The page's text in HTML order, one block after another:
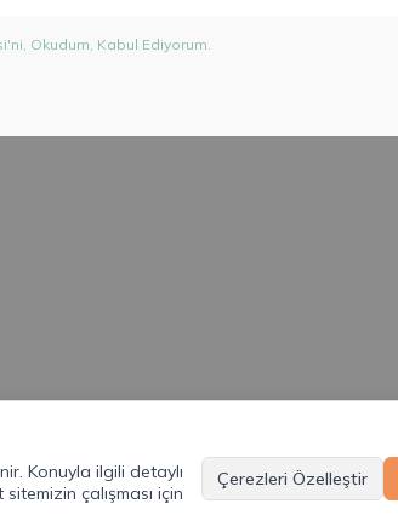
, Okudum, Kabul Ediyorum.
Konuyla ilgili detaylı
çalışması için
Çerezleri Özelleştir